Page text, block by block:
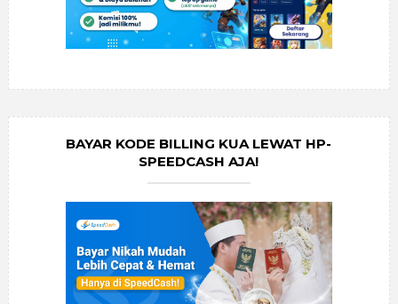
BAYAR KODE BILLING KUA LEWAT HP-
SPEEDCASH AJA!